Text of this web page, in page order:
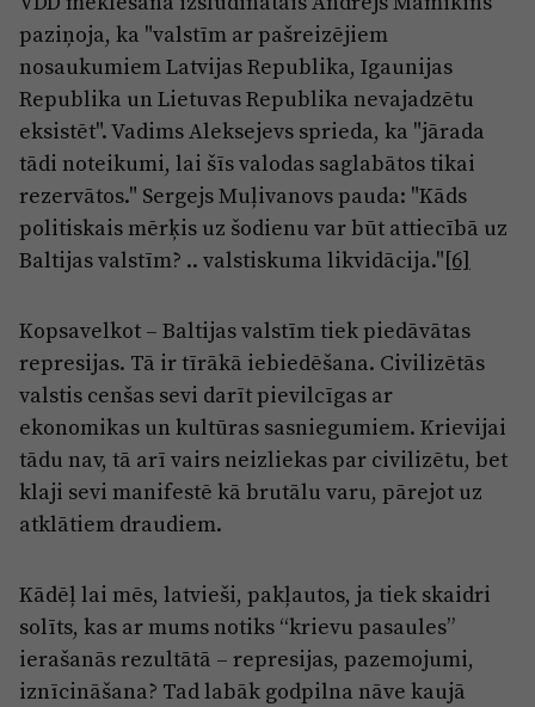
paziņoja, ka "valstīm ar pašreizējiem
nosaukumiem Latvijas Republika, Igaunijas
Republika un Lietuvas Republika nevajadzētu
eksistēt". Vadims Aleksejevs sprieda, ka "jārada
tādi noteikumi, lai šīs valodas saglabātos tikai
rezervātos." Sergejs Muļivanovs pauda: "Kāds
politiskais mērķis uz šodienu var būt attiecībā uz
Baltijas valstīm? .. valstiskuma likvidācija."[6]
Kopsavelkot – Baltijas valstīm tiek piedāvātas
represijas. Tā ir tīrākā iebiedēšana. Civilizētās
valstis cenšas sevi darīt pievilcīgas ar
ekonomikas un kultūras sasniegumiem. Krievijai
tādu nav, tā arī vairs neizliekas par civilizētu, bet
klaji sevi manifestē kā brutālu varu, pārejot uz
atklātiem draudiem.
Kādēļ lai mēs, latvieši, pakļautos, ja tiek skaidri
solīts, kas ar mums notiks “krievu pasaules”
ierašanās rezultātā – represijas, pazemojumi,
iznīcināšana? Tad labāk godpilna nāve kaujā